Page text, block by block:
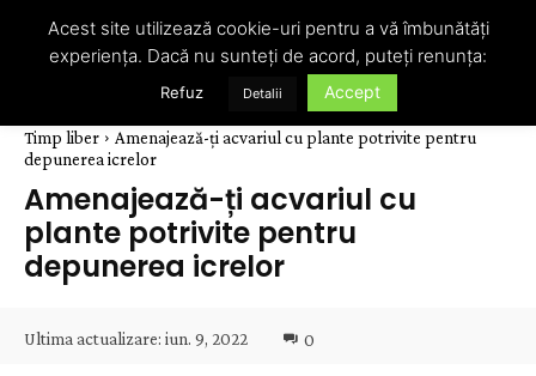
Timp liber
Amenajează-ți acvariul cu plante potrivite pentru
depunerea icrelor
Amenajează-ți acvariul cu
plante potrivite pentru
depunerea icrelor
Ultima actualizare: iun. 9, 2022 0
Acest site utilizează cookie-uri pentru a vă îmbunătăți
experiența. Dacă nu sunteți de acord, puteți renunța:
Refuz Detalii Accept